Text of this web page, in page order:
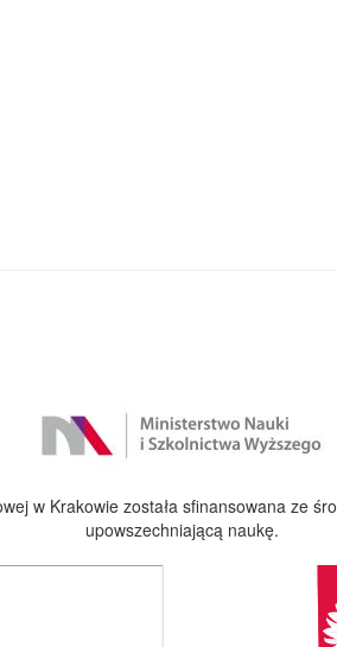
w Krakowie została sfinansowana ze
upowszechniającą naukę.